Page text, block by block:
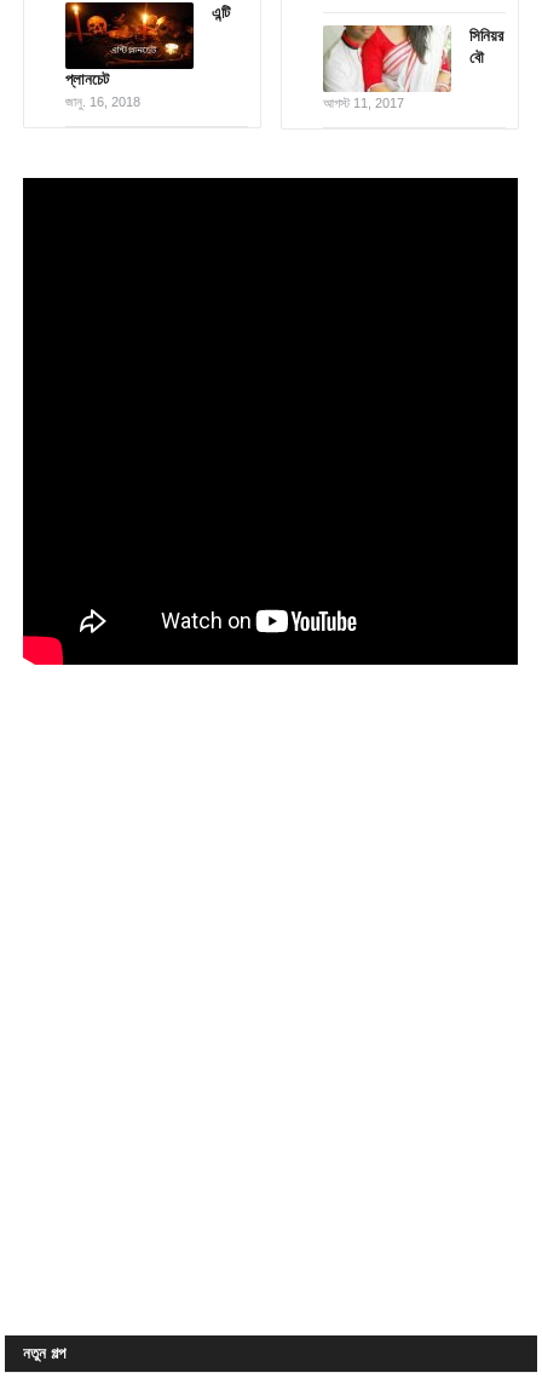
এন্টি
প্লানচেট
জানু. 16, 2018
সিনিয়র
বৌ
আগস্ট 11, 2017
নতুন গল্প